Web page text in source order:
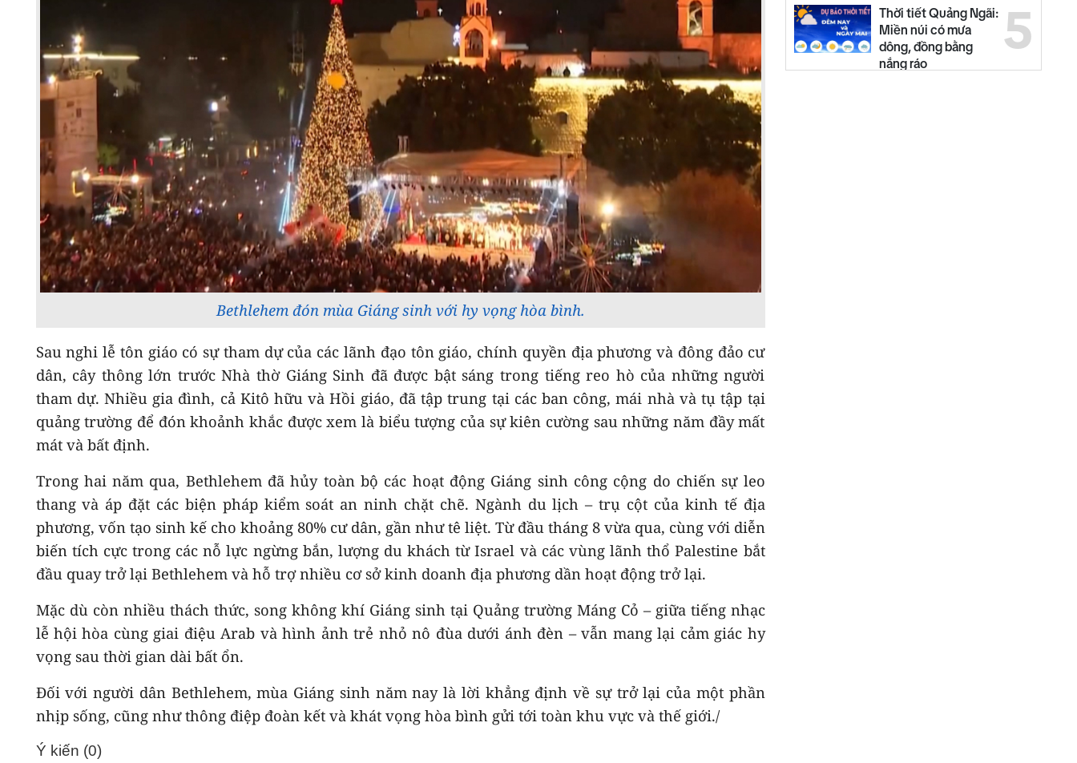
Bethlehem đón mùa Giáng sinh với hy vọng hòa bình.
Sau nghi lễ tôn giáo có sự tham dự của các lãnh đạo tôn giáo, chính quyền địa phương và đông đảo cư
dân, cây thông lớn trước Nhà thờ Giáng Sinh đã được bật sáng trong tiếng reo hò của những người
tham dự. Nhiều gia đình, cả Kitô hữu và Hồi giáo, đã tập trung tại các ban công, mái nhà và tụ tập tại
quảng trường để đón khoảnh khắc được xem là biểu tượng của sự kiên cường sau những năm đầy mất
mát và bất định.
Trong hai năm qua, Bethlehem đã hủy toàn bộ các hoạt động Giáng sinh công cộng do chiến sự leo
thang và áp đặt các biện pháp kiểm soát an ninh chặt chẽ. Ngành du lịch – trụ cột của kinh tế địa
phương, vốn tạo sinh kế cho khoảng 80% cư dân, gần như tê liệt. Từ đầu tháng 8 vừa qua, cùng với diễn
biến tích cực trong các nỗ lực ngừng bắn, lượng du khách từ Israel và các vùng lãnh thổ Palestine bắt
đầu quay trở lại Bethlehem và hỗ trợ nhiều cơ sở kinh doanh địa phương dần hoạt động trở lại.
Mặc dù còn nhiều thách thức, song không khí Giáng sinh tại Quảng trường Máng Cỏ – giữa tiếng nhạc
lễ hội hòa cùng giai điệu Arab và hình ảnh trẻ nhỏ nô đùa dưới ánh đèn – vẫn mang lại cảm giác hy
vọng sau thời gian dài bất ổn.
Đối với người dân Bethlehem, mùa Giáng sinh năm nay là lời khẳng định về sự trở lại của một phần
nhịp sống, cũng như thông điệp đoàn kết và khát vọng hòa bình gửi tới toàn khu vực và thế giới./
Ý kiến (0)
5
Thời tiết Quảng Ngãi:
Miền núi có mưa
dông, đồng bằng
nắng ráo